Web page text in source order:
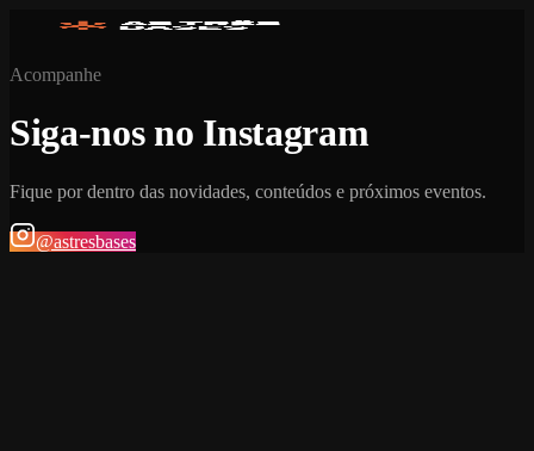
Acompanhe
Siga-nos no Instagram
Fique por dentro das novidades, conteúdos e próximos eventos.
@astresbases